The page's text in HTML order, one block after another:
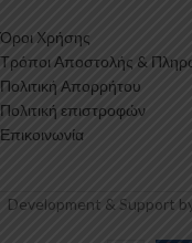
Όροι Χρήσης
Τρόποι Αποστολής &
Πολιτική Απορρήτου
Πολιτική επιστροφών
Επικοινωνία
Development & Support